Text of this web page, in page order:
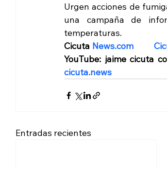
Urgen acciones de
una campaña de
temperaturas.
Cicuta News.com
cicuta.news
Entradas recientes